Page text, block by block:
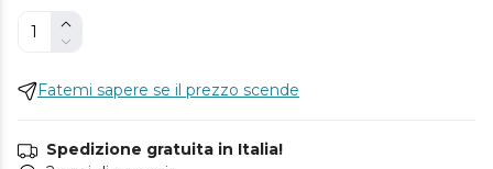
Fatemi sapere se il prezzo scende
Spedizione gratuita in Italia!